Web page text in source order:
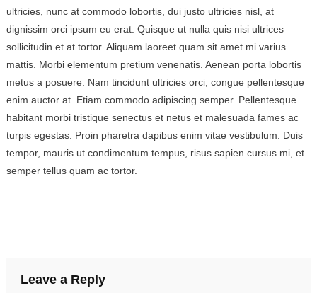
ultricies, nunc at commodo lobortis, dui justo ultricies nisl, at
dignissim orci ipsum eu erat. Quisque ut nulla quis nisi ultrices
sollicitudin et at tortor. Aliquam laoreet quam sit amet mi varius
mattis. Morbi elementum pretium venenatis. Aenean porta lobortis
metus a posuere. Nam tincidunt ultricies orci, congue pellentesque
enim auctor at. Etiam commodo adipiscing semper. Pellentesque
habitant morbi tristique senectus et netus et malesuada fames ac
turpis egestas. Proin pharetra dapibus enim vitae vestibulum. Duis
tempor, mauris ut condimentum tempus, risus sapien cursus mi, et
semper tellus quam ac tortor.
Leave a Reply